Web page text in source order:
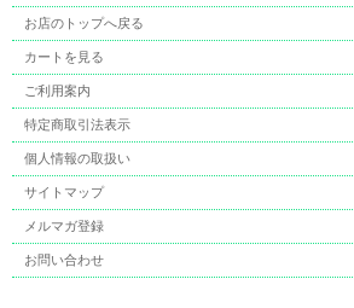
お店のトップへ戻る
カートを見る
ご利用案内
特定商取引法表示
個人情報の取扱い
サイトマップ
メルマガ登録
お問い合わせ